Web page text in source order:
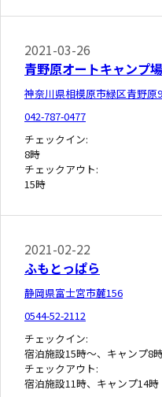
2021-03-26
青野原オートキャンプ場
神奈川県相模原市緑区青野原
042-787-0477
チェックイン:
8時
チェックアウト:
15時
2021-02-22
ふもとっぱら
静岡県富士宮市麓156
0544-52-2112
チェックイン:
宿泊施設15時～、キャンプ8
チェックアウト:
宿泊施設11時、キャンプ14時